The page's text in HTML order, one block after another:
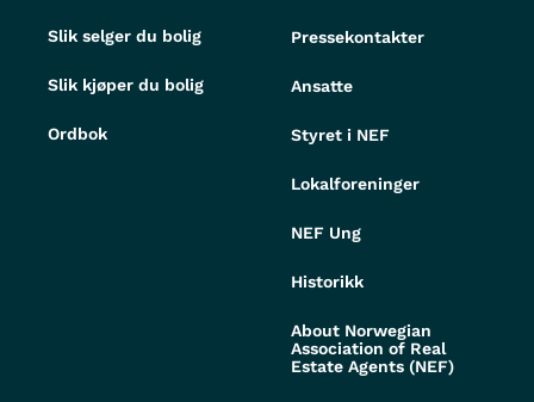
Slik selger du bolig
Slik kjøper du bolig
Ordbok
Pressekontakter
Ansatte
Styret i NEF
Lokalforeninger
NEF Ung
Historikk
About Norwegian
Association of Real
Estate Agents (NEF)